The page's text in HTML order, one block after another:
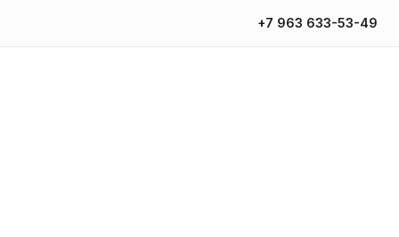
+7 963 633-53-49